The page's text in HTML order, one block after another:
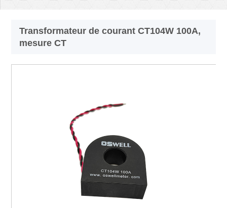
Transformateur de courant CT104W 100A,
mesure CT